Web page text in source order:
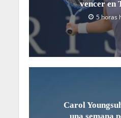
vencer en
5 horas
Carol